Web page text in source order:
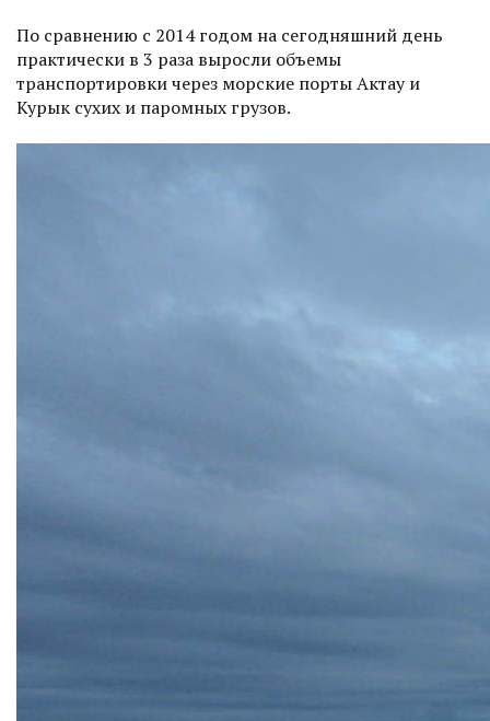
По сравнению с 2014 годом на сегодняшний день
практически в 3 раза выросли объемы
транспортировки через морские порты Актау и
Курык сухих и паромных грузов.